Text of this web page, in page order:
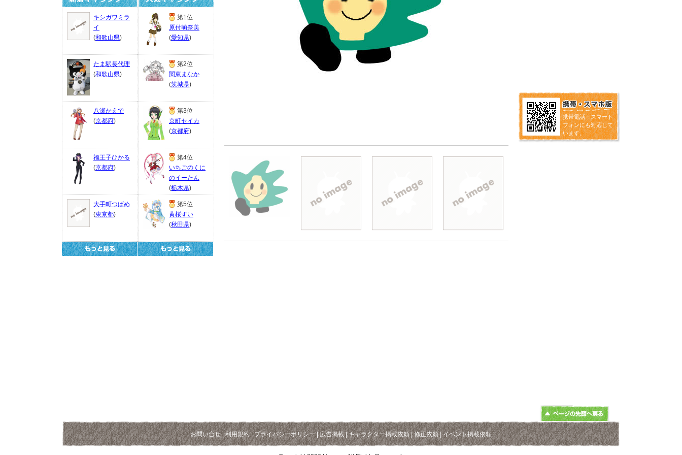
キシガワミラ
イ
(和歌山県)
たま駅長代理
(和歌山県)
八瀬かえで
(京都府)
福王子ひかる
(京都府)
大手町つばめ
(東京都)
第1位
原付萌奈美
(愛知県)
第2位
関東まなか
(茨城県)
第3位
京町セイカ
(京都府)
第4位
いちごのくに
のイーたん
(栃木県)
第5位
黄桜すい
(秋田県)
携帯電話・スマート
フォンにも対応して
います。
お問い合せ|利用規約|プライバシーポリシー|広告掲載|キャラクター掲載依頼|修正依頼|イベント掲載依頼